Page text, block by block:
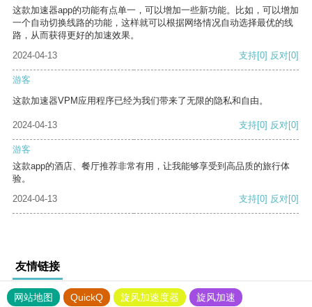
这款加速器app的功能有点单一，可以增加一些新功能。比如，可以增加
一个自动切换线路的功能，这样就可以根据网络情况自动选择最优的线
路，从而获得更好的加速效果。
2024-04-13
支持[0] 反对[0]
游客
这款加速器VPM应用程序已经为我们带来了无限的隐私和自由。
2024-04-13 支持[0] 反对[0]
游客
这款app的酒店、餐厅推荐非常有用，让我能够享受到高品质的旅行体
验。
2024-04-13
支持[0] 反对[0]
友情链接
网站地图 QuickQ 旋风加速度器
旋风加速